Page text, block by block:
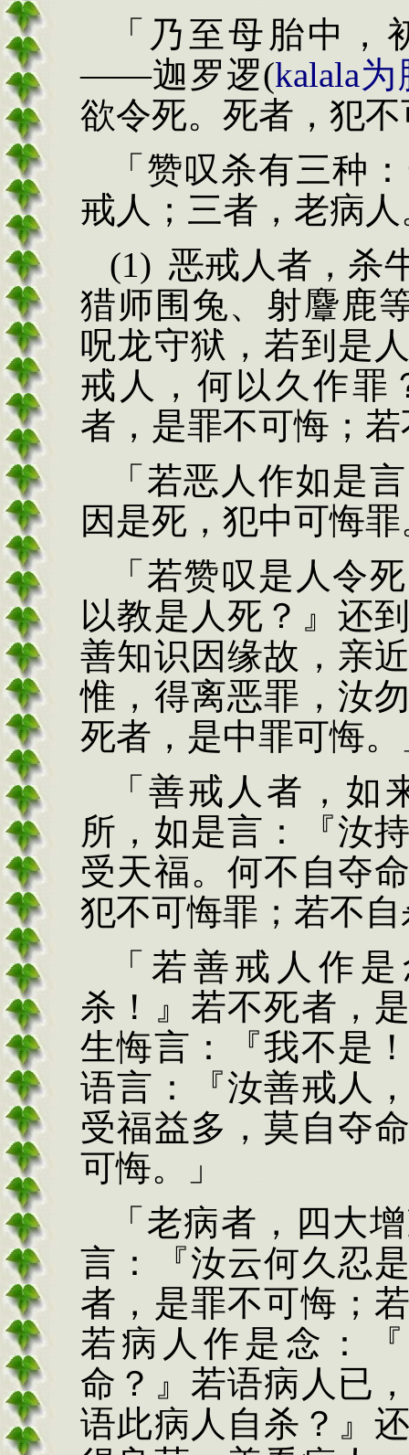
「乃至母胎中，
——迦罗逻(kalala为
欲令死。死者，犯
「赞叹杀有三种
戒人；三者，老病
(1) 恶戒人者，杀
猎师 围兔、射麞鹿
呪龙守狱，若到是
戒人，何以久作罪
者，是罪不可悔；
「若恶人作如是
因是死，犯中可悔
「若赞叹是人令
以教是人死？』还
善知识因缘故，亲
惟，得离恶罪，汝
死者，是中罪可悔。
「善戒人者，如
所，如是言：『汝
受天福。何不自夺
犯不可悔罪；若不
「若善戒人作
杀！』若不死者，
生悔言：『我不是
语言：
『汝善戒人
受福益多，莫自夺
可悔。」
「老病者，四大
言：『汝云何久忍
者，是罪不可悔；
若病人作是念：
命？』若语病人已
语此病人自杀？』